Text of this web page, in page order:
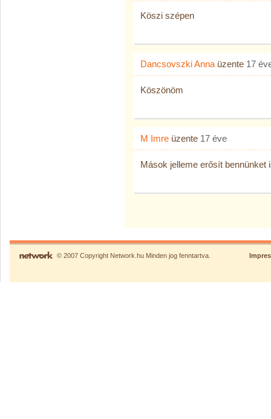
Köszi szépen
Dancsovszki Anna üzente 17
Köszönöm
M Imre üzente 17 éve
Mások jelleme erősít bennünket
© 2007 Copyright Network.hu Minden jog fenntartva.